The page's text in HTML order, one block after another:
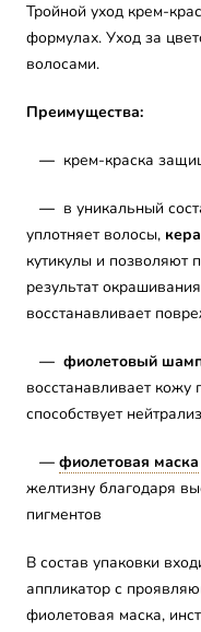
Тройной уход крем-
формулах. Уход за
волосами.
Преимущества:
— крем-краска
— в уникальный
уплотняет волосы,
кутикулы и позволяют
результат
восстанавливает
— фиолетовый
восстанавливает кожу
способствует
— фиолетовая маска
желтизну благодаря
пигментов
В состав упаковки
аппликатор с
фиолетовая маска,